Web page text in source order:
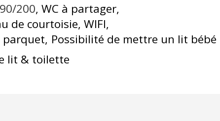
200 WC à partager
de courtoisie WIFI
parquet Possibilité de mettre un lit bébé
lit & toilette